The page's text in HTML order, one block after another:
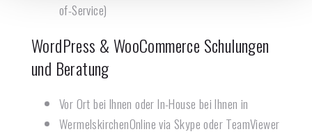
of-Service)
WordPress & WooCommerce Schulungen
und Beratung​
Vor Ort bei Ihnen oder In-House bei Ihnen in
WermelskirchenOnline via Skype oder TeamViewer